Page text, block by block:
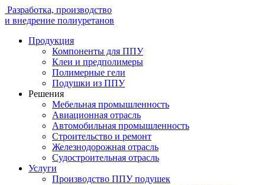
Разработка, производство
и внедрение полиуретанов
Продукция
Компоненты для ППУ
Клеи и предполимеры
Полимерные гели
Подушки из ППУ
Решения
Мебельная промышленность
Авиационная отрасль
Автомобильная промышленность
Строительство и ремонт
Железнодорожная отрасль
Судостроительная отрасль
Услуги
Производство ППУ подушек